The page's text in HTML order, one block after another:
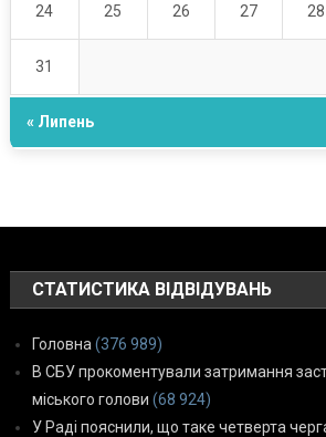
24 25 26 27 28
31
« Липень
СТАТИСТИКА ВІДВІДУВАНЬ
Головна (376 989)
В СБУ прокоментували затримання
міського голови (68 924)
У Раді пояснили, що таке четверта черга